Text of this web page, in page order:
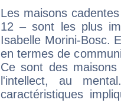
Les maisons
12 – sont les plus
Isabelle Morini-Bosc.
en termes de
Ce sont des
l'intellect, au
caractéristiques